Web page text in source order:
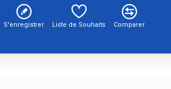
S'enregistrer Liste de Souhaits Comparer